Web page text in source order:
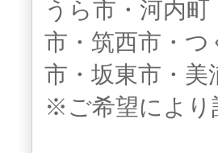
うら市・河内
市・筑西市・
市・坂東市・美
※ご希望により